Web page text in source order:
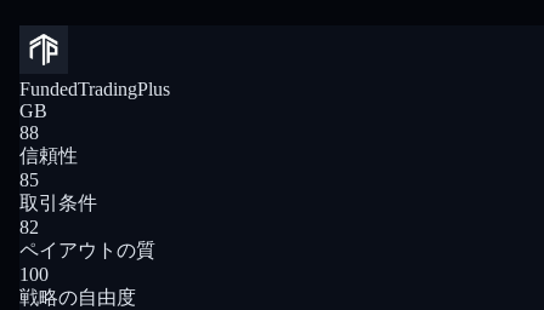
FundedTradingPlus
GB
88
信頼性
85
取引条件
82
ペイアウトの質
100
戦略の自由度